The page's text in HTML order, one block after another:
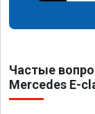
Частые
Mercedes E-